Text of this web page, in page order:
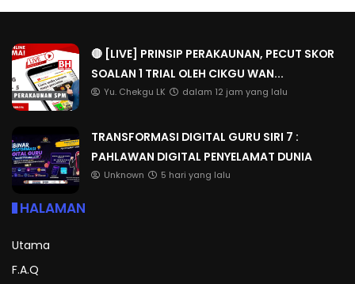
🔴 [LIVE] PRINSIP PERAKAUNAN, PECUT SKOR
SOALAN 1 TRIAL OLEH CIKGU WAN...
Yu. Chekgu LK dalam 12 jam yang lalu
TRANSFORMASI DIGITAL GURU SIRI 7 :
PAHLAWAN DIGITAL PENYELAMAT DUNIA
Unknown 5 hari yang lalu
HALAMAN
Utama
F.A.Q